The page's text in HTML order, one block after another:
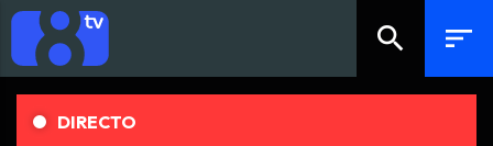
search sort
DIRECTO